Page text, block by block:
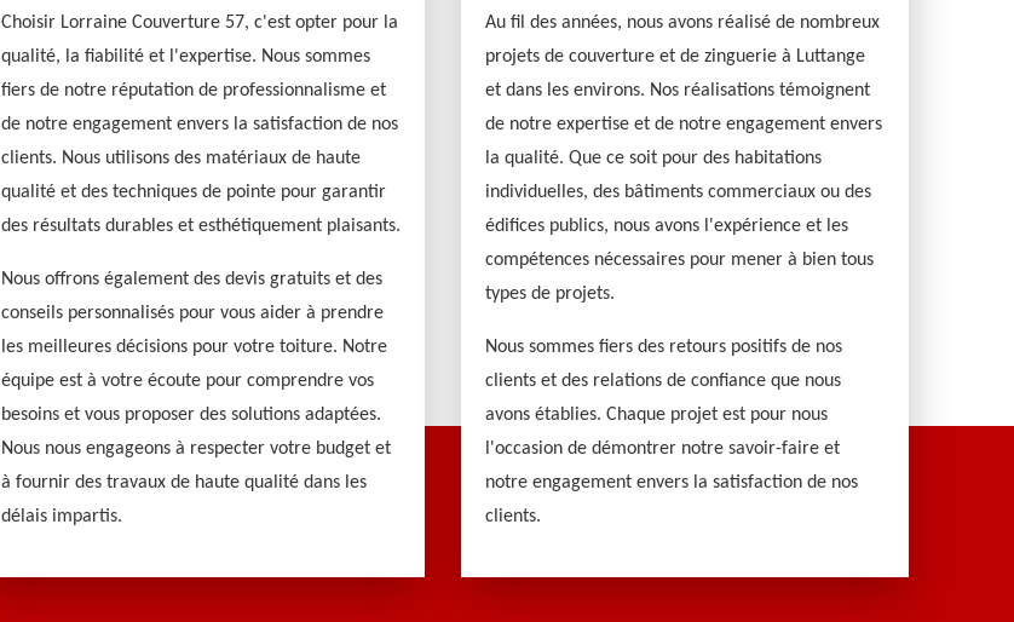
Choisir Lorraine Couverture 57, c'est opter pour la
qualité, la fiabilité et l'expertise. Nous sommes
fiers de notre réputation de professionnalisme et
de notre engagement envers la satisfaction de nos
clients. Nous utilisons des matériaux de haute
qualité et des techniques de pointe pour garantir
des résultats durables et esthétiquement plaisants.
Nous offrons également des devis gratuits et des
conseils personnalisés pour vous aider à prendre
les meilleures décisions pour votre toiture. Notre
équipe est à votre écoute pour comprendre vos
besoins et vous proposer des solutions adaptées.
Nous nous engageons à respecter votre budget et
à fournir des travaux de haute qualité dans les
délais impartis.
Au fil des années, nous avons réalisé de nombreux
projets de couverture et de zinguerie à Luttange
et dans les environs. Nos réalisations témoignent
de notre expertise et de notre engagement envers
la qualité. Que ce soit pour des habitations
individuelles, des bâtiments commerciaux ou des
édifices publics, nous avons l'expérience et les
compétences nécessaires pour mener à bien tous
types de projets.
Nous sommes fiers des retours positifs de nos
clients et des relations de confiance que nous
avons établies. Chaque projet est pour nous
l'occasion de démontrer notre savoir-faire et
notre engagement envers la satisfaction de nos
clients.